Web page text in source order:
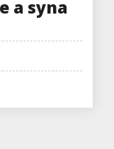
a syna